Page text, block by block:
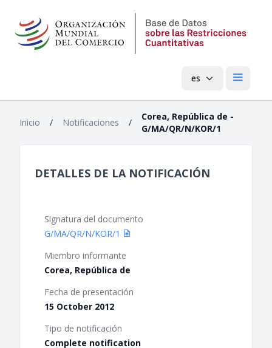
es Menú
Inicio / Notificaciones /
Corea, República de -
G/MA/QR/N/KOR/1
DETALLES DE LA NOTIFICACIÓN
Signatura del documento
G/MA/QR/N/KOR/1
Miembro informante
Corea, República de
Fecha de presentación
15 October 2012
Tipo de notificación
Complete notification